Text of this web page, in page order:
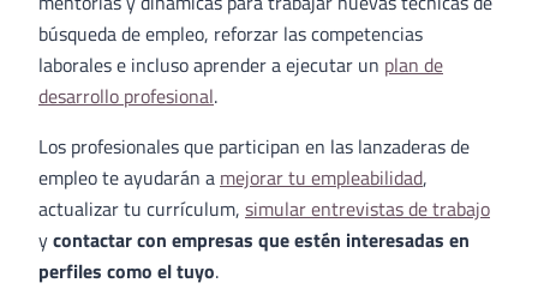
búsqueda de empleo, reforzar las competencias
laborales e incluso aprender a ejecutar un plan de
desarrollo profesional.
Los profesionales que participan en las lanzaderas de
empleo te ayudarán a mejorar tu empleabilidad,
actualizar tu currículum, simular entrevistas de trabajo
ycontactar con empresas que estén interesadas en
perfiles como el tuyo.